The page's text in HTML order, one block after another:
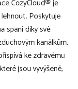
CozyCloud® je
Poskytuje
spaní díky své
kanálkům.
ke zdravému
jsou vyvýšené,
na ventilačním